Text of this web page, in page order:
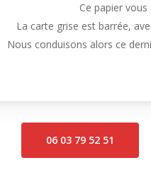
Ce papier vous
La carte grise est barrée,
Nous conduisons alors ce
06 03 79 52 51